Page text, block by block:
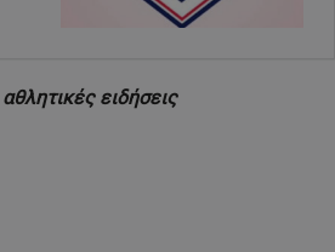
αθλητικές ειδήσεις